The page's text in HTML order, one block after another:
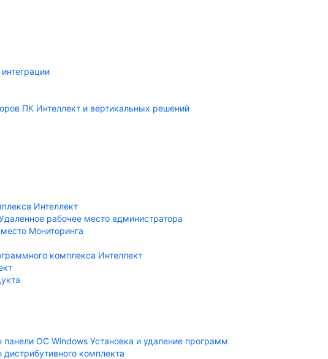
ПК Интеллект и вертикальных решений
Интеллект
рабочее место администратора
Мониторинга
комплекса Интеллект
ОС Windows Установка и удаление программ
комплекта